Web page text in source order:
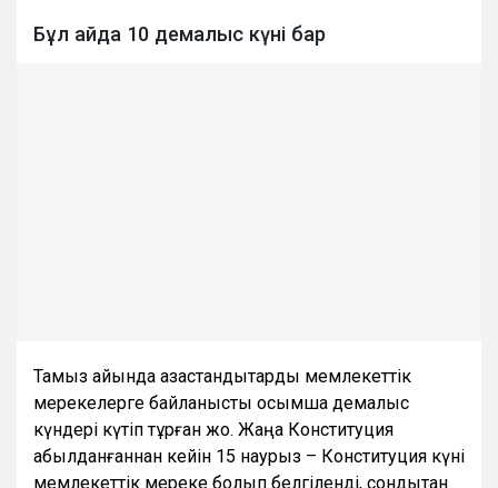
Бұл айда 10 демалыс күні бар
Тамыз айында қазақстандықтарды мемлекеттік
мерекелерге байланысты қосымша демалыс
күндері күтіп тұрған жоқ. Жаңа Конституция
қабылданғаннан кейін 15 наурыз – Конституция күні
мемлекеттік мереке болып белгіленді, сондықтан